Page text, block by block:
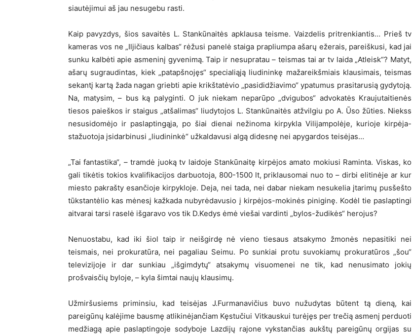
siautėjimui aš jau nesugebu rasti.
Kaip pavyzdys, šios savaitės L. Stankūnaitės apklausa teisme. Vaizdelis pritrenkiantis… Prieš tv
kameras vos ne „Iljičiaus kalbas“ rėžusi panelė staiga prapliumpa ašarų ežerais, pareiškusi, kad jai
sunku kalbėti apie asmeninį gyvenimą. Taip ir nesupratau – teismas tai ar tv laida „Atleisk“? Matyt,
ašarų sugraudintas, kiek „patapšnojęs“ specialiąją liudininkę mažareikšmiais klausimais, teismas
sekantį kartą žada nagan griebti apie krikštatėvio „pasididžiavimo“ ypatumus prasitarusią gydytoją.
Na, matysim, – bus ką palyginti. O juk niekam neparūpo „dvigubos“ advokatės Kraujutaitienės
tiesos paieškos ir staigus „atšalimas“ liudytojos L. Stankūnaitės atžvilgiu po A. Ūso žūties. Niekss
nesusidomėjo ir paslaptingąja, po šiai dienai nežinoma kirpykla Vilijampolėje, kurioje kirpėja-
stažuotoja įsidarbinusi „liudininkė“ užkaldavusi algą didesnę nei apygardos teisėjas…
„Tai fantastika“, – tramdė juoką tv laidoje Stankūnaitę kirpėjos amato mokiusi Raminta. Viskas, ko
gali tikėtis tokios kvalifikacijos darbuotoja, 800-1500 lt, priklausomai nuo to – dirbi elitinėje ar kur
miesto pakrašty esančioje kirpykloje. Deja, nei tada, nei dabar niekam nesukelia įtarimų pusšešto
tūkstantėlio kas mėnesį kažkada nubyrėdavusio į kirpėjos-mokinės piniginę. Kodėl tie paslaptingi
aitvarai tarsi raselė išgaravo vos tik D.Kedys ėmė viešai vardinti „bylos-žudikės“ herojus?
Nenuostabu, kad iki šiol taip ir neišgirdę nė vieno tiesaus atsakymo žmonės nepasitiki nei
teismais, nei prokuratūra, nei pagaliau Seimu. Po sunkiai protu suvokiamų prokuratūros „šou“
televizijoje ir dar sunkiau „išgimdytų“ atsakymų visuomenei ne tik, kad nenusimato jokių
prošvaisčių byloje, – kyla šimtai naujų klausimų.
Užmiršusiems priminsiu, kad teisėjas J.Furmanavičius buvo nužudytas būtent tą dieną, kai
pareigūnų kalėjime bausmę atlikinėjančiam Kęstučiui Vitkauskui turėjęs per trečią asmenį perduoti
medžiagą apie paslaptingoje sodyboje Lazdijų rajone vykstančias aukštų pareigūnų orgijas su